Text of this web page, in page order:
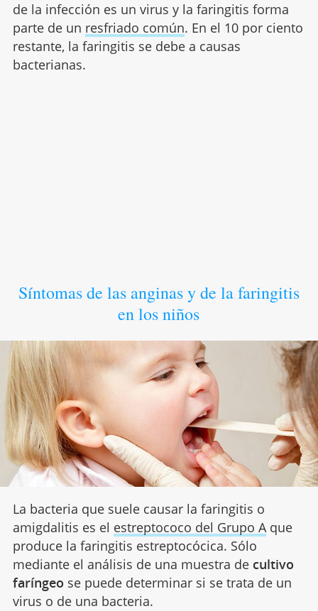
de la infección es un virus y la faringitis forma
parte de un resfriado común. En el 10 por ciento
restante, la faringitis se debe a causas
bacterianas.
Síntomas de las anginas y de la faringitis
en los niños
La bacteria que suele causar la faringitis o
amigdalitis es el estreptococo del Grupo Aque
produce la faringitis estreptocócica. Sólo
mediante el análisis de una muestra decultivo
faríngeo se puede determinar si se trata de un
virus o de una bacteria.